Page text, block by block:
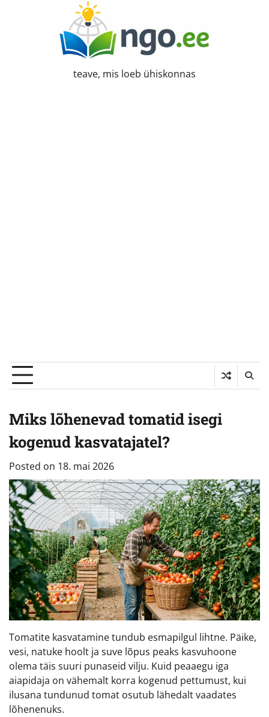
teave, mis loeb ühiskonnas
Miks lõhenevad tomatid isegi
kogenud kasvatajatel?
Posted on 18. mai 2026
Tomatite kasvatamine tundub esmapilgul lihtne. Päike,
vesi, natuke hoolt ja suve lõpus peaks kasvuhoone
olema täis suuri punaseid vilju. Kuid peaaegu iga
aiapidaja on vähemalt korra kogenud pettumust, kui
ilusana tundunud tomat osutub lähedalt vaadates
lõhenenuks.